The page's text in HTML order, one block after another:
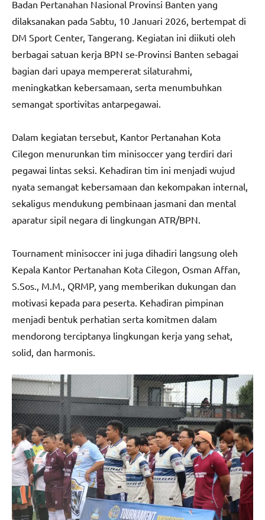
Badan Pertanahan Nasional Provinsi Banten yang
dilaksanakan pada Sabtu, 10 Januari 2026, bertempat di
DM Sport Center, Tangerang. Kegiatan ini diikuti oleh
berbagai satuan kerja BPN se-Provinsi Banten sebagai
bagian dari upaya mempererat silaturahmi,
meningkatkan kebersamaan, serta menumbuhkan
semangat sportivitas antarpegawai.
Dalam kegiatan tersebut, Kantor Pertanahan Kota
Cilegon menurunkan tim minisoccer yang terdiri dari
pegawai lintas seksi. Kehadiran tim ini menjadi wujud
nyata semangat kebersamaan dan kekompakan internal,
sekaligus mendukung pembinaan jasmani dan mental
aparatur sipil negara di lingkungan ATR/BPN.
Tournament minisoccer ini juga dihadiri langsung oleh
Kepala Kantor Pertanahan Kota Cilegon, Osman Affan,
S.Sos., M.M., QRMP, yang memberikan dukungan dan
motivasi kepada para peserta. Kehadiran pimpinan
menjadi bentuk perhatian serta komitmen dalam
mendorong terciptanya lingkungan kerja yang sehat,
solid, dan harmonis.